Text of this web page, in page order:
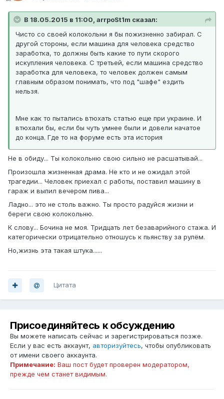
В 18.05.2015 в 11:00, arrpoSt1m сказал:
Чисто со своей колокольни я бы пожизненно забирал. С
другой стороны, если машина для человека средство
заработка, то должны быть какие то пути скорого
искупления человека. С третьей, если машина средство
заработка для человека, то человек должен самым
главным образом понимать, что под "шафе" ездить
нельзя.
Мне как то пытались втюхать статью еще при украине. И
втюхали бы, если бы чуть умнее были и довели начатое
до конца. Где то на форуме есть эта история
Не в обиду... Ты колокольню свою сильно не расшатывай...
Произошла жизненная драма. Не кто и не ожидал этой
трагедии... Человек приехал с работы, поставил машину в
гараж и выпил вечером пива...
Ладно... это не столь важно. Ты просто радуйся жизни и
береги свою колокольню.
К слову... Бочина не моя. Тридцать лет безаварийного стажа. И
категорически отрицательно отношусь к пьянству за рулём.
Но,жизнь эта такая штука......
Цитата
Присоединяйтесь к обсуждению
Вы можете написать сейчас и зарегистрироваться позже.
Если у вас есть аккаунт, авторизуйтесь, чтобы опубликовать
от имени своего аккаунта.
Примечание: Ваш пост будет проверен модератором,
прежде чем станет видимым.